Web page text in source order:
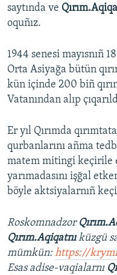
saytında ve
oquñız.
1944 senesi mayısnıñ
Orta Asiyağa bütün
kün içinde 200 biñ
Vatanından alıp
Er yıl Qırımda
qurbanlarını añma
matem mitingi keçirile
yarımadasını işğal
böyle aktsiyalarnıñ
Roskomnadzor
Qırım.Aqiqatnıküzgü
mümkün:https://
Esas adise-vaqialarnı